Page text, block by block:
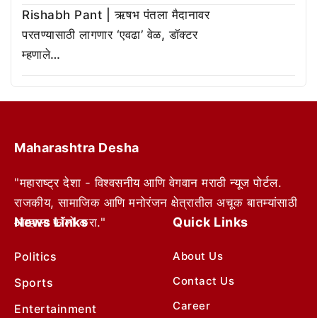
Rishabh Pant | ऋषभ पंतला मैदानावर
परतण्यासाठी लागणार ‘एवढा’ वेळ, डॉक्टर
म्हणाले…
Maharashtra Desha
"महाराष्ट्र देशा - विश्वसनीय आणि वेगवान मराठी न्यूज पोर्टल.
राजकीय, सामाजिक आणि मनोरंजन क्षेत्रातील अचूक बातम्यांसाठी
आम्हाला फॉलो करा."
News Links
Politics
Sports
Entertainment
Quick Links
About Us
Contact Us
Career